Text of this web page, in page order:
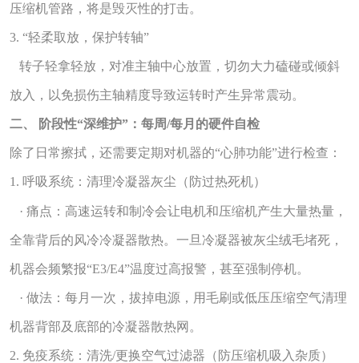
压缩机管路，将是毁灭性的打击。
3. “轻柔取放，保护转轴”
转子轻拿轻放，对准主轴中心放置，切勿大力磕碰或倾斜
放入，以免损伤主轴精度导致运转时产生异常震动。
二、 阶段性“深维护”：每周/每月的硬件自检
除了日常擦拭，还需要定期对机器的“心肺功能”进行检查：
1 . 呼吸系统：清理冷凝器灰尘（防过热死机）
· 痛点：高速运转和制冷会让电机和压缩机产生大量热量，
全靠背后的风冷冷凝器散热。一旦冷凝器被灰尘绒毛堵死，
机器会频繁报“E3/E4”温度过高报警，甚至强制停机。
· 做法：每月一次，拔掉电源，用毛刷或低压压缩空气清理
机器背部及底部的冷凝器散热网。
2. 免疫系统：清洗/更换空气过滤器（防压缩机吸入杂质）